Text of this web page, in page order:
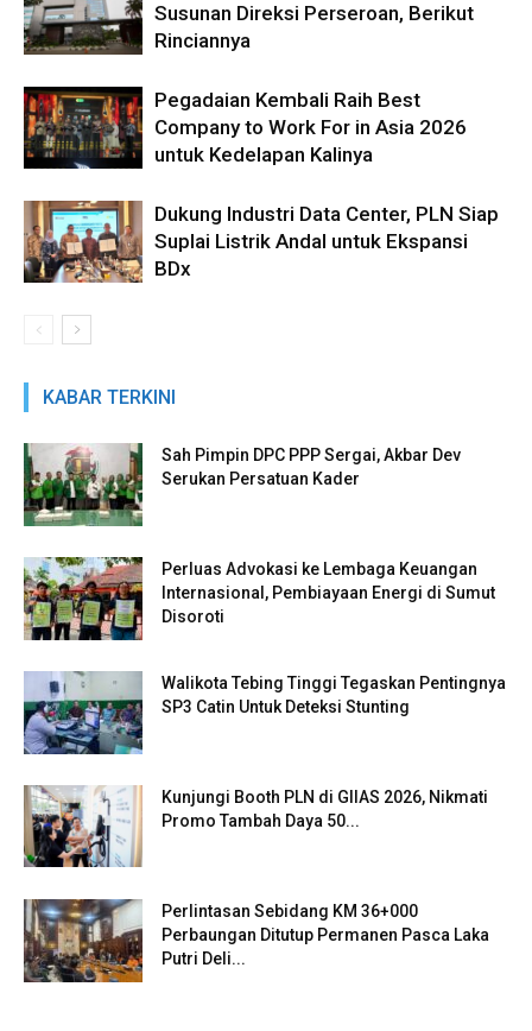
Susunan Direksi Perseroan, Berikut
Rinciannya
Pegadaian Kembali Raih Best
Company to Work For in Asia 2026
untuk Kedelapan Kalinya
Dukung Industri Data Center, PLN Siap
Suplai Listrik Andal untuk Ekspansi
BDx
KABAR TERKINI
Sah Pimpin DPC PPP Sergai, Akbar Dev
Serukan Persatuan Kader
Perluas Advokasi ke Lembaga Keuangan
Internasional, Pembiayaan Energi di Sumut
Disoroti
Walikota Tebing Tinggi Tegaskan Pentingnya
SP3 Catin Untuk Deteksi Stunting
Kunjungi Booth PLN di GIIAS 2026, Nikmati
Promo Tambah Daya 50...
Perlintasan Sebidang KM 36+000
Perbaungan Ditutup Permanen Pasca Laka
Putri Deli...